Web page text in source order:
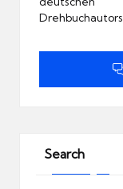
Drehbuchautors
Search